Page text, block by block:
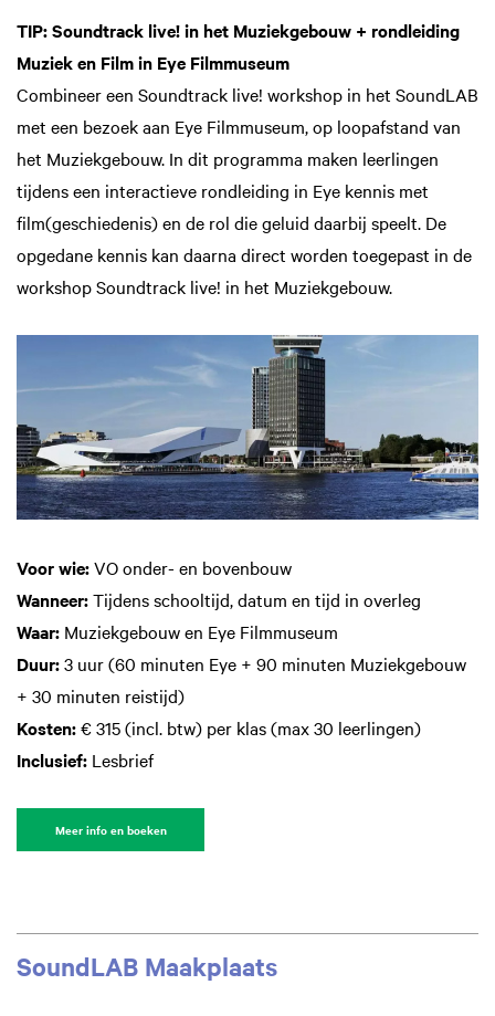
TIP: Soundtrack live! in het Muziekgebouw + rondleiding
Muziek en Film in Eye Filmmuseum
Combineer een Soundtrack live! workshop in het SoundLAB
met een bezoek aan Eye Filmmuseum, op loopafstand van
het Muziekgebouw. In dit programma maken leerlingen
tijdens een interactieve rondleiding in Eye kennis met
film(geschiedenis) en de rol die geluid daarbij speelt. De
opgedane kennis kan daarna direct worden toegepast in de
workshop Soundtrack live! in het Muziekgebouw.
Voor wie:VO onder- en bovenbouw
Wanneer:Tijdens schooltijd, datum en tijd in overleg
Waar: Muziekgebouw en Eye Filmmuseum
Duur:3 uur (60 minuten Eye + 90 minuten Muziekgebouw
+ 30 minuten reistijd)
Kosten:€ 315 (incl. btw) per klas (max 30 leerlingen)
Inclusief: Lesbrief
Meer info en boeken
SoundLAB Maakplaats